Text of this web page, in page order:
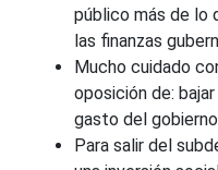
público más de lo
las finanzas
Mucho cuidado
oposición de:
gasto del
Para salir del